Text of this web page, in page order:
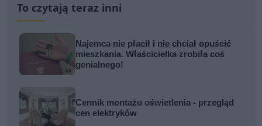
To czytają teraz inni
Najemca nie płacił i nie chciał opuścić
mieszkania. Właścicielka zrobiła coś
genialnego!
Cennik montażu oświetlenia - przegląd
cen elektryków